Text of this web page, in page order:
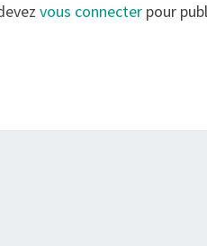
vous connecter pour